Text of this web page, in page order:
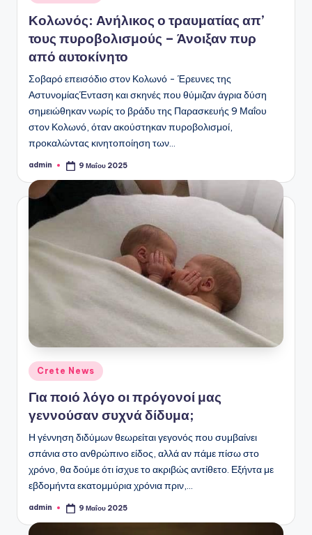
σε
Κολωνός: Ανήλικος ο τραυματίας απ’
τους πυροβολισμούς – Άνοιξαν πυρ
από αυτοκίνητο
Σοβαρό επεισόδιο στον Κολωνό - Έρευνες της
ΑστυνομίαςΈνταση και σκηνές που θύμιζαν άγρια δύση
σημειώθηκαν νωρίς το βράδυ της Παρασκευής 9 Μαΐου
στον Κολωνό, όταν ακούστηκαν πυροβολισμοί,
προκαλώντας κινητοποίηση των…
Συγγραφέας:
admin 9 Μαΐου 2025
Αναρτήθηκε
σε
Crete News
Για ποιό λόγο οι πρόγονοί μας
γεννούσαν συχνά δίδυμα;
Η γέννηση διδύμων θεωρείται γεγονός που συμβαίνει
σπάνια στο ανθρώπινο είδος, αλλά αν πάμε πίσω στο
χρόνο, θα δούμε ότι ίσχυε το ακριβώς αντίθετο. Εξήντα με
εβδομήντα εκατομμύρια χρόνια πριν,…
Συγγραφέας:
admin 9 Μαΐου 2025